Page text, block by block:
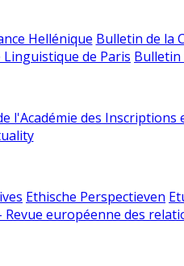
Hellénique Bulletin de la
Linguistique de Paris Bulletin
l'Académie des Inscriptions
Ethische Perspectieven
européenne des